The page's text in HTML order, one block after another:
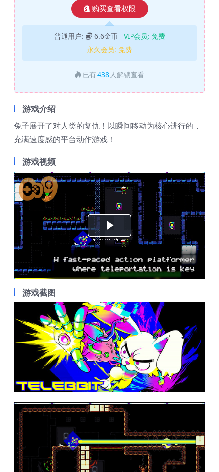
购买查看权限
普通用户: 6.6金币 VIP会员: 免费
永久会员: 免费
已有438 人解锁查看
游戏介绍
兔子展开了对人类的复仇！以瞬间移动为核心进行的，
充满速度感的平台动作游戏！
游戏视频
Play
Video
游戏截图